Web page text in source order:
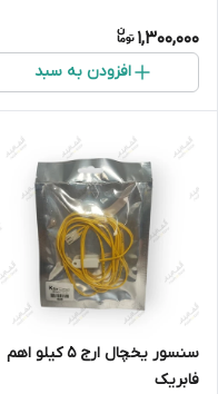
1,300,000
افزودن به سبد
سنسور یخچال ارج 5 کیلو اهم
فابریک